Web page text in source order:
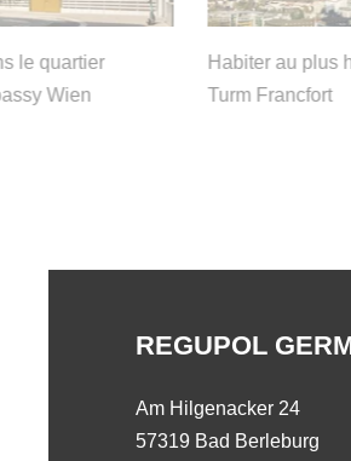
le quartier
Wien
Habiter au plus
Turm Francfort
REGUPOL
Am Hilgenacker 24
57319 Bad Berleburg